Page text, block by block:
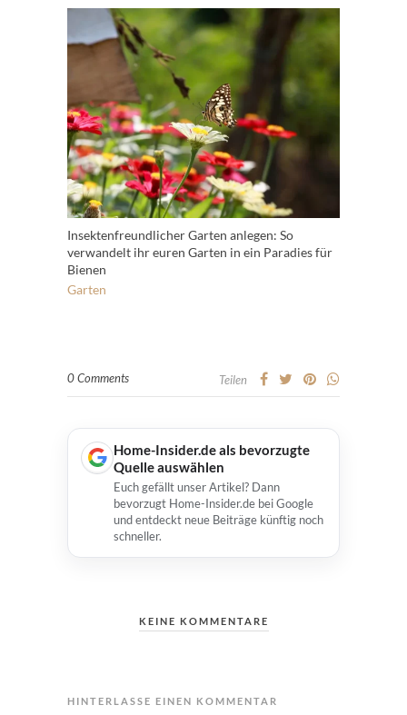
Insektenfreundlicher Garten anlegen: So
verwandelt ihr euren Garten in ein Paradies für
Bienen
Garten
0 Comments Teilen
Home-Insider.de als bevorzugte
Quelle auswählen
Euch gefällt unser Artikel? Dann
bevorzugt Home-Insider.de bei Google
und entdeckt neue Beiträge künftig noch
schneller.
KEINE KOMMENTARE
HINTERLASSE EINEN KOMMENTAR